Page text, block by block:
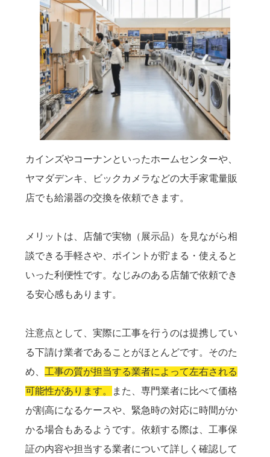
カインズやコーナンといったホームセンターや、
ヤマダデンキ、ビックカメラなどの大手家電量販
店でも給湯器の交換を依頼できます。
メリットは、店舗で実物（展示品）を見ながら相
談できる手軽さや、ポイントが貯まる・使えると
いった利便性です。なじみのある店舗で依頼でき
る安心感もあります。
注意点として、実際に工事を行うのは提携してい
る下請け業者であることがほとんどです。そのた
め、 工事の質が担当する業者によって左右される
可能性があります。
また、専門業者に比べて価格
が割高になるケースや、緊急時の対応に時間がか
かる場合もあるようです。依頼する際は、工事保
証の内容や担当する業者について詳しく確認して